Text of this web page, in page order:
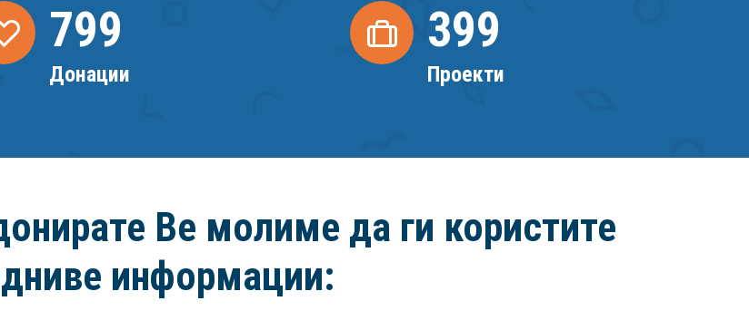
800
Донации
400
Проекти
Ве молиме да ги користите
информации: